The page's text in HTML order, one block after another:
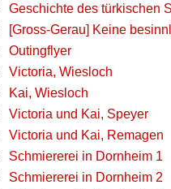
Geschichte des türkischen
[Gross-Gerau] Keine
Outingflyer
Victoria, Wiesloch
Kai, Wiesloch
Victoria und Kai, Speyer
Victoria und Kai, Remagen
Schmiererei in Dornheim 1
Schmiererei in Dornheim 2